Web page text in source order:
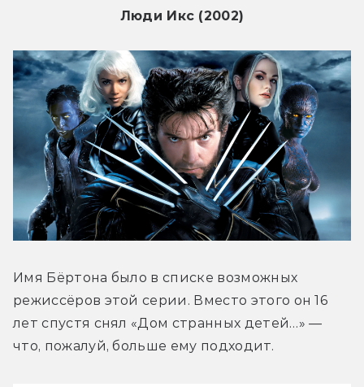
Люди Икс (2002)
Имя Бёртона было в списке возможных
режиссёров этой серии. Вместо этого он 16
лет спустя снял «Дом странных детей…» —
что, пожалуй, больше ему подходит.